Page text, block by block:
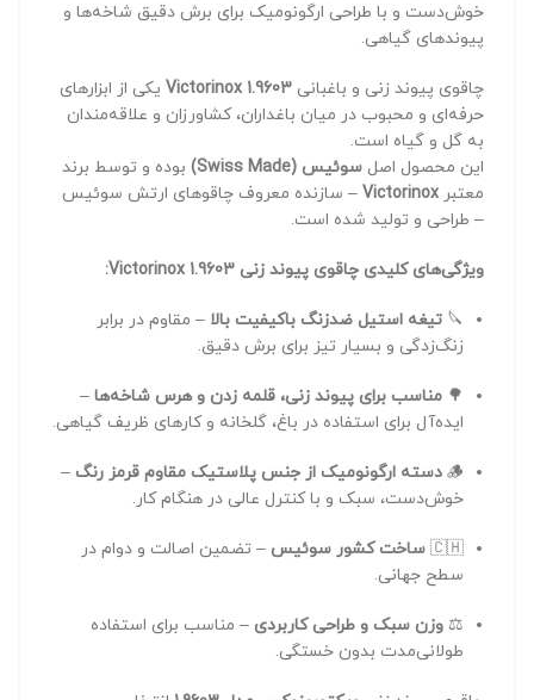
خوش‌دست و با طراحی ارگونومیک برای برش دقیق شاخه‌ها و
پیوندهای گیاهی.
چاقوی پیوند زنی و باغبانی Victorinox 1.9603 یکی از ابزارهای
حرفه‌ای و محبوب در میان باغداران، کشاورزان و علاقه‌مندان
به گل و گیاه است.
این محصول اصل سوئیس (Swiss Made)
بوده و توسط برند
معتبر Victorinox – سازنده معروف چاقوهای ارتش سوئیس
– طراحی و تولید شده است.
ویژگی‌های کلیدی چاقوی پیوند زنی Victorinox 1.9603:
🔪 تیغه استیل ضدزنگ باکیفیت بالا – مقاوم در برابر
زنگ‌زدگی و بسیار تیز برای برش دقیق.
🌳 مناسب برای پیوند زنی، قلمه زدن و هرس شاخه‌ها –
ایده‌آل برای استفاده در باغ، گلخانه و کارهای ظریف گیاهی.
🪵 دسته ارگونومیک از جنس پلاستیک مقاوم قرمز رنگ –
خوش‌دست، سبک و با کنترل عالی در هنگام کار.
🇨🇭 ساخت کشور سوئیس – تضمین اصالت و دوام در
سطح جهانی.
⚖️ وزن سبک و طراحی کاربردی – مناسب برای استفاده
طولانی‌مدت بدون خستگی.